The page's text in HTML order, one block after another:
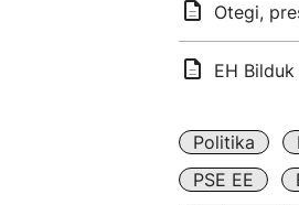
Otegi,
EH
Politika
PSE EE